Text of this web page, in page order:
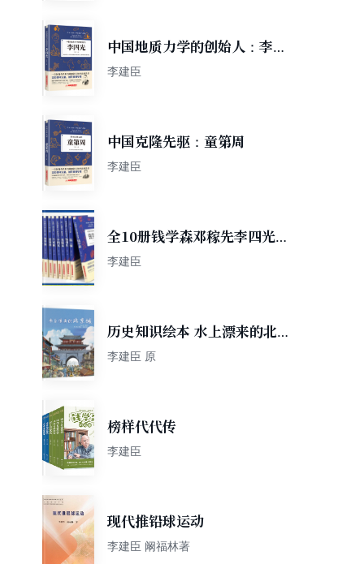
中国地质力学的创始人：李四
光
李建臣
中国克隆先驱：童第周
李建臣
全10册钱学森邓稼先李四光竺
可桢钱三强钱伟长童第周华罗
李建臣
历史知识绘本 水上漂来的北京
城
李建臣 原
榜样代代传
李建臣
现代推铅球运动
李建臣 阚福林著